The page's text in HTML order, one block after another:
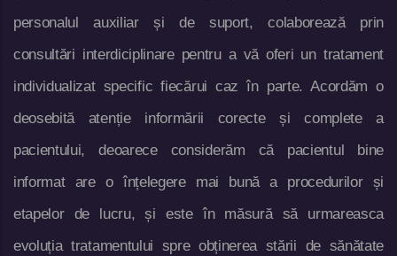
personalul auxiliar și de suport, colaborează prin
consultări interdiciplinare pentru a vă oferi un tratament
individualizat specific fiecărui caz în parte. Acordăm o
deosebită atenție informării corecte și complete a
pacientului, deoarece considerăm că pacientul bine
informat are o înțelegere mai bună a procedurilor și
etapelor de lucru, și este în măsură să urmareasca
evoluția tratamentului spre obținerea stării de sănătate